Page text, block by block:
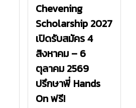
Chevening
Scholarship 2027
เปิดรับสมัคร 4
สิงหาคม – 6
ตุลาคม 2569
ปรึกษาพี่ Hands
On ฟรี!